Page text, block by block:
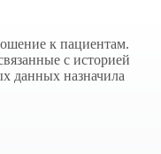
к пациентам.
с историей
данных назначила